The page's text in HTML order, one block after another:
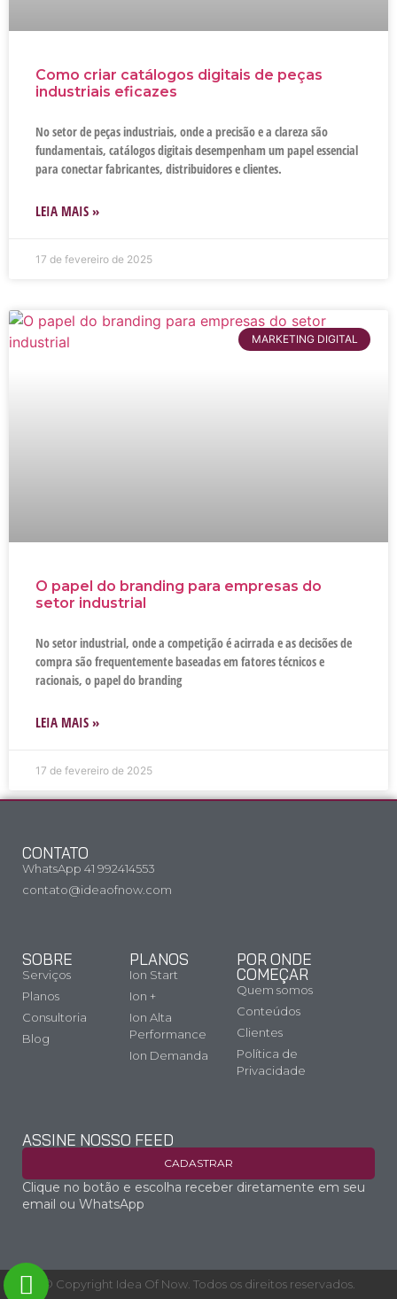
Como criar catálogos digitais de peças
industriais eficazes
No setor de peças industriais, onde a precisão e a clareza são
fundamentais, catálogos digitais desempenham um papel essencial
para conectar fabricantes, distribuidores e clientes.
LEIA MAIS »
17 de fevereiro de 2025
MARKETING DIGITAL
O papel do branding para empresas do
setor industrial
No setor industrial, onde a competição é acirrada e as decisões de
compra são frequentemente baseadas em fatores técnicos e
racionais, o papel do branding
LEIA MAIS »
17 de fevereiro de 2025
CONTATO
WhatsApp 41 992414553
contato@ideaofnow.com
SOBRE
Serviços
Planos
Consultoria
Blog
PLANOS
Ion Start
Ion +
Ion Alta
Performance
Ion Demanda
POR ONDE
COMEÇAR
Quem somos
Conteúdos
Clientes
Política de
Privacidade
ASSINE NOSSO FEED
CADASTRAR
Clique no botão e escolha receber diretamente em seu
email ou WhatsApp
© Copyright Idea Of Now. Todos os direitos reservados.